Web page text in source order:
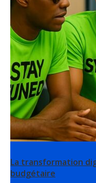
La transformation
budgétaire